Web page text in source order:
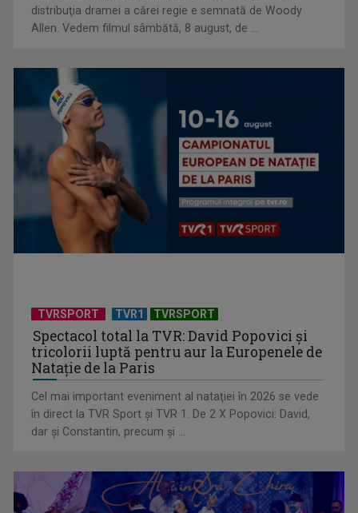
Universitatea de Vară, la Băile Tușnad | VIDEO
„Dansatoarea din umbră”, un thriller psihologic despre
loialitate și ...
distribuţia dramei a cărei regie e semnată de Woody
Allen. Vedem filmul sâmbătă, 8 august, de ...
TVRSPORT TVR1 TVRSPORT
Spectacol total la TVR: David Popovici și
tricolorii luptă pentru aur la Europenele de
Natație de la Paris
Cel mai important eveniment al nataţiei în 2026 se vede
în direct la TVR Sport şi TVR 1. De 2 X Popovici: David,
dar şi Constantin, precum şi ...